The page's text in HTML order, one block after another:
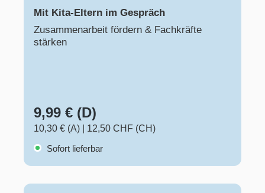
Mit Kita-Eltern im Gespräch
Zusammenarbeit fördern & Fachkräfte
stärken
9,99 € (D)
10,30 € (A)
12,50 CHF (CH)
Sofort lieferbar